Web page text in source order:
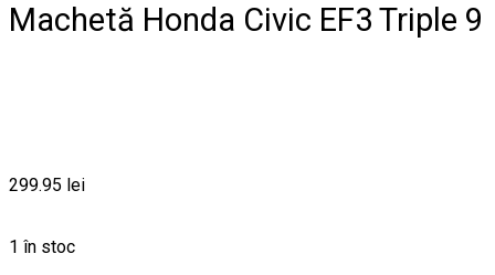
Machetă Honda Civic EF3 Triple 9
299.95 lei
1 în stoc